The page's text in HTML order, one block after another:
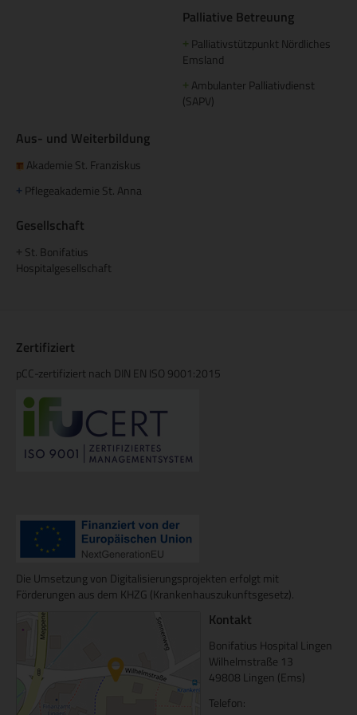
Palliative Betreuung
+ Palliativstützpunkt Nördliches
Emsland
+ Ambulanter Palliativdienst
(SAPV)
Aus- und Weiterbildung
Akademie St. Franziskus
+ Pflegeakademie St. Anna
Gesellschaft
St. Bonifatius
Hospitalgesellschaft
Zertifiziert
pCC-zertifiziert nach DIN EN ISO 9001:2015
Die Umsetzung von Digitalisierungsprojekten erfolgt mit
Förderungen aus dem KHZG (Krankenhauszukunftsgesetz).
Kontakt
Bonifatius Hospital Lingen
Wilhelmstraße 13
49808 Lingen (Ems)
Telefon: